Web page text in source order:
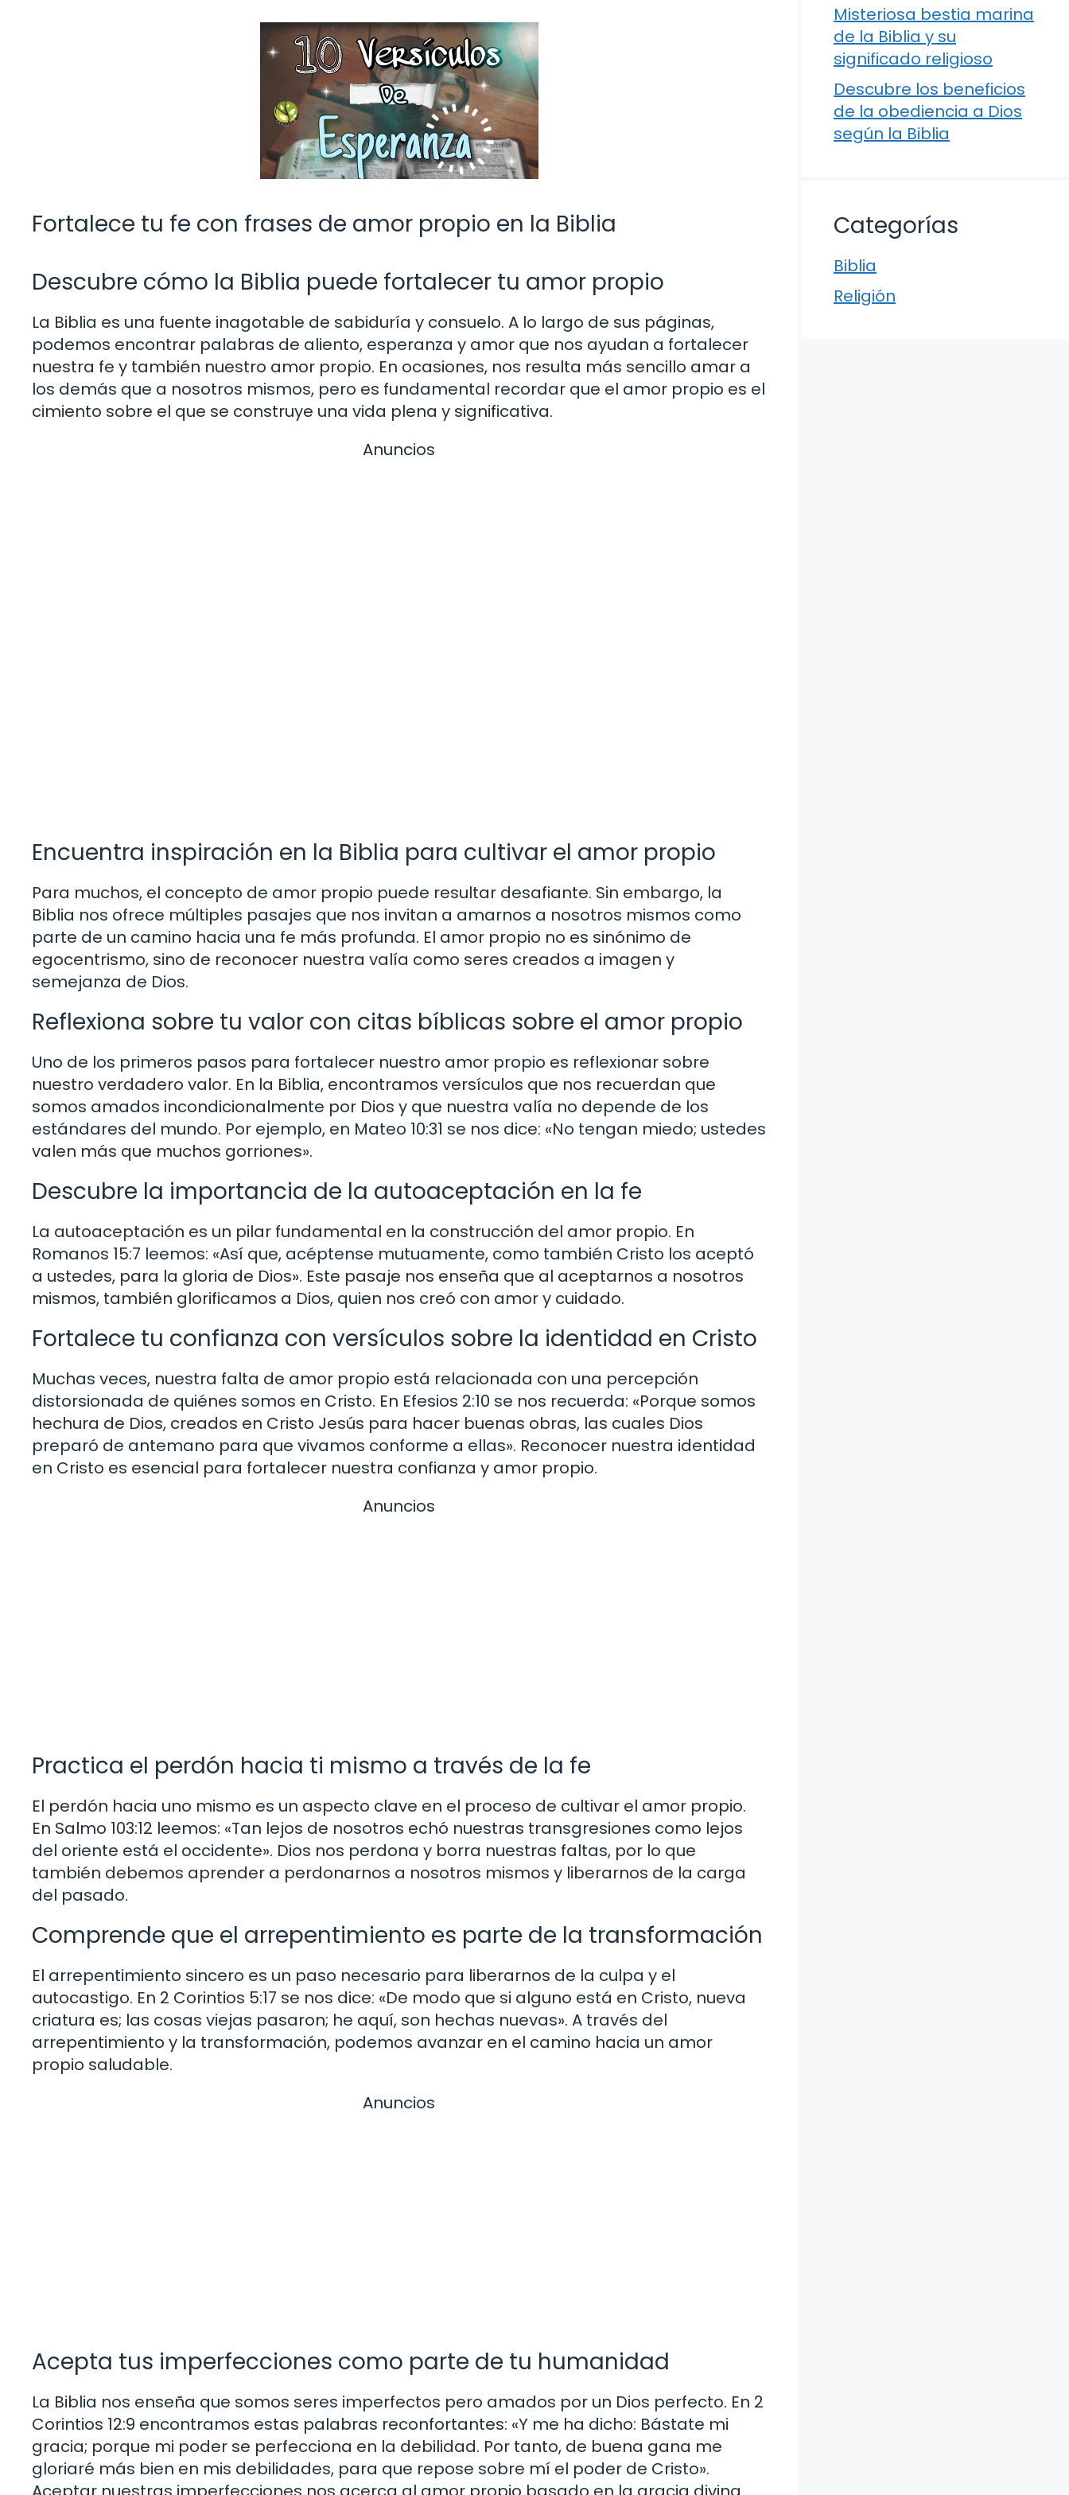
Fortalece tu fe con frases de amor propio en la Biblia
Descubre cómo la Biblia puede fortalecer tu amor propio
La Biblia es una fuente inagotable de sabiduría y consuelo. A lo largo de sus páginas,
podemos encontrar palabras de aliento, esperanza y amor que nos ayudan a fortalecer
nuestra fe y también nuestro amor propio. En ocasiones, nos resulta más sencillo amar a
los demás que a nosotros mismos, pero es fundamental recordar que el amor propio es el
cimiento sobre el que se construye una vida plena y significativa.
Anuncios
Encuentra inspiración en la Biblia para cultivar el amor propio
Para muchos, el concepto de amor propio puede resultar desafiante. Sin embargo, la
Biblia nos ofrece múltiples pasajes que nos invitan a amarnos a nosotros mismos como
parte de un camino hacia una fe más profunda. El amor propio no es sinónimo de
egocentrismo, sino de reconocer nuestra valía como seres creados a imagen y
semejanza de Dios.
Reflexiona sobre tu valor con citas bíblicas sobre el amor propio
Uno de los primeros pasos para fortalecer nuestro amor propio es reflexionar sobre
nuestro verdadero valor. En la Biblia, encontramos versículos que nos recuerdan que
somos amados incondicionalmente por Dios y que nuestra valía no depende de los
estándares del mundo. Por ejemplo, en Mateo 10:31 se nos dice: «No tengan miedo; ustedes
valen más que muchos gorriones».
Descubre la importancia de la autoaceptación en la fe
La autoaceptación es un pilar fundamental en la construcción del amor propio. En
Romanos 15:7 leemos: «Así que, acéptense mutuamente, como también Cristo los aceptó
a ustedes, para la gloria de Dios». Este pasaje nos enseña que al aceptarnos a nosotros
mismos, también glorificamos a Dios, quien nos creó con amor y cuidado.
Fortalece tu confianza con versículos sobre la identidad en Cristo
Muchas veces, nuestra falta de amor propio está relacionada con una percepción
distorsionada de quiénes somos en Cristo. En Efesios 2:10 se nos recuerda: «Porque somos
hechura de Dios, creados en Cristo Jesús para hacer buenas obras, las cuales Dios
preparó de antemano para que vivamos conforme a ellas». Reconocer nuestra identidad
en Cristo es esencial para fortalecer nuestra confianza y amor propio.
Anuncios
Practica el perdón hacia ti mismo a través de la fe
El perdón hacia uno mismo es un aspecto clave en el proceso de cultivar el amor propio.
En Salmo 103:12 leemos: «Tan lejos de nosotros echó nuestras transgresiones como lejos
del oriente está el occidente». Dios nos perdona y borra nuestras faltas, por lo que
también debemos aprender a perdonarnos a nosotros mismos y liberarnos de la carga
del pasado.
Comprende que el arrepentimiento es parte de la transformación
El arrepentimiento sincero es un paso necesario para liberarnos de la culpa y el
autocastigo. En 2 Corintios 5:17 se nos dice: «De modo que si alguno está en Cristo, nueva
criatura es; las cosas viejas pasaron; he aquí, son hechas nuevas». A través del
arrepentimiento y la transformación, podemos avanzar en el camino hacia un amor
propio saludable.
Anuncios
Acepta tus imperfecciones como parte de tu humanidad
La Biblia nos enseña que somos seres imperfectos pero amados por un Dios perfecto. En 2
Corintios 12:9 encontramos estas palabras reconfortantes: «Y me ha dicho: Bástate mi
gracia; porque mi poder se perfecciona en la debilidad. Por tanto, de buena gana me
gloriaré más bien en mis debilidades, para que repose sobre mí el poder de Cristo».
Misteriosa bestia marina
de la Biblia y su
significado religioso
Descubre los beneficios
de la obediencia a Dios
según la Biblia
Categorías
Biblia
Religión